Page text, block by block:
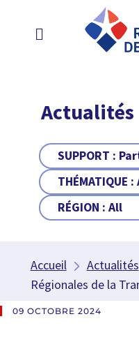
Actualités
SUPPORT :
THÉMATIQUE :
RÉGION :All
Accueil Actualités
Régionales de la
09 OCTOBRE 2024